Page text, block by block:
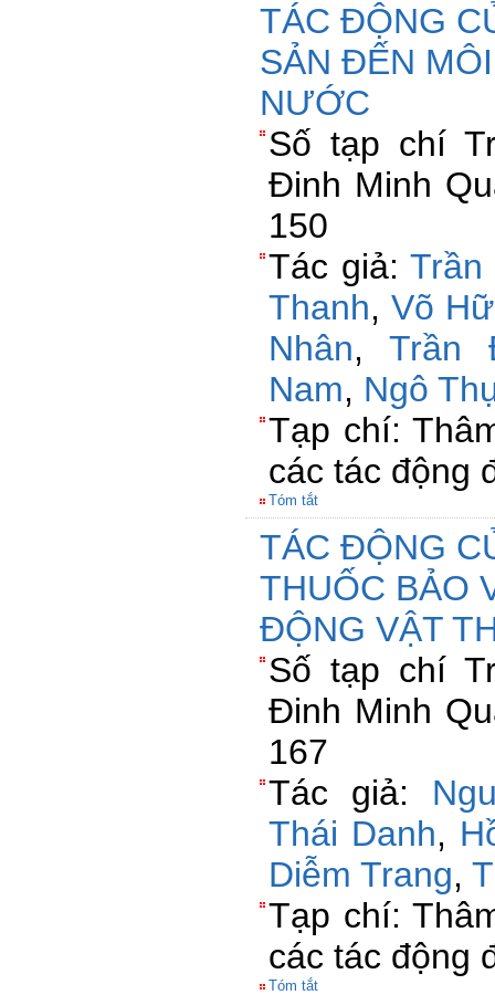
TÁC ĐỘNG
SẢN ĐẾN
NƯỚC
Số tạp chí
Đinh Minh
150
Tác giả:
Thanh,Võ
Nhân, Trần
Nam, Ngô
Tạp chí:
các tác động
Tóm tắt
TÁC ĐỘNG
THUỐC BẢO
ĐỘNG VẬT
Số tạp chí
Đinh Minh
167
Tác giả:
Thái Danh,
Diễm Trang,
Tạp chí:
các tác động
Tóm tắt